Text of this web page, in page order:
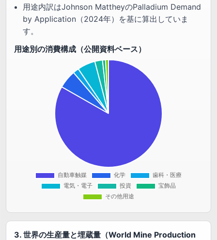
用途内訳はJohnson MattheyのPalladium Demand
by Application（2024年）を基に算出していま
す。
用途別の消費構成（公開資料ベース）
3. 世界の生産量と埋蔵量（World Mine Production